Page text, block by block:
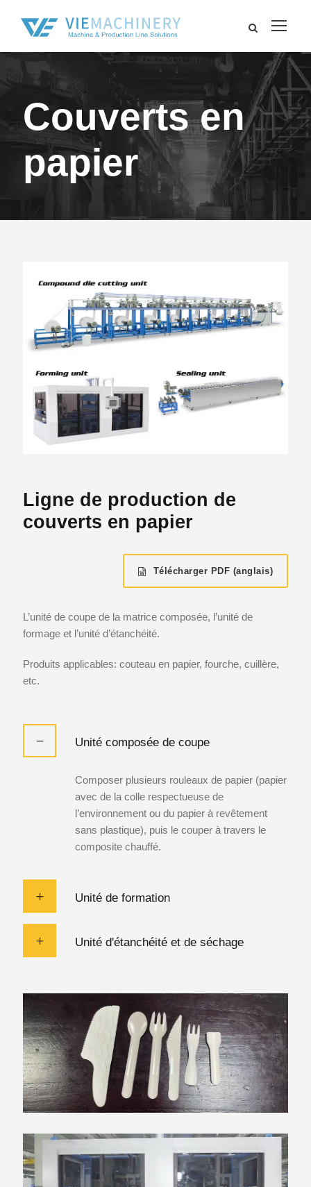
Couverts en
papier
Ligne de production de
couverts en papier
Télécharger PDF (anglais)
L’unité de coupe de la matrice composée, l’unité de
formage et l’unité d’étanchéité.
Produits applicables: couteau en papier, fourche, cuillère,
etc.
Unité composée de coupe
Composer plusieurs rouleaux de papier (papier
avec de la colle respectueuse de
l’environnement ou du papier à revêtement
sans plastique), puis le couper à travers le
composite chauffé.
Unité de formation
Unité d'étanchéité et de séchage